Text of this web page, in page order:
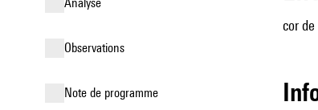
observations
Note de programme
cor